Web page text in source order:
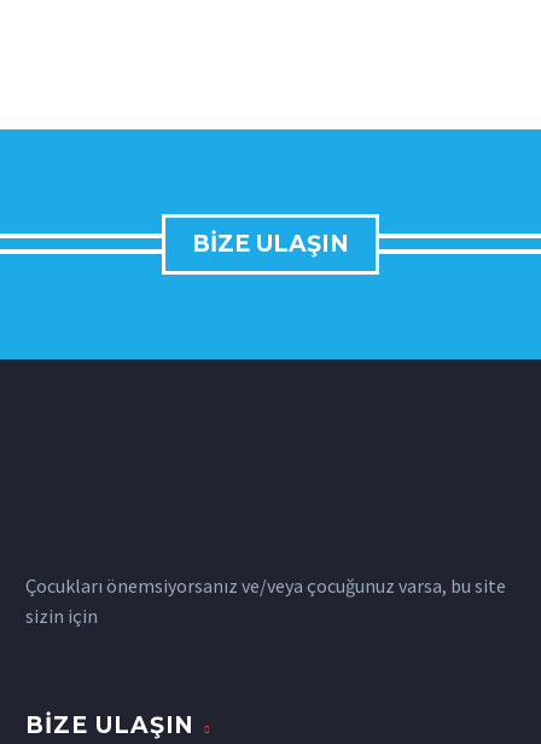
BIZE ULAŞIN
Çocukları önemsiyorsanız ve/veya çocuğunuz varsa, bu site
sizin için
BIZE ULAŞIN